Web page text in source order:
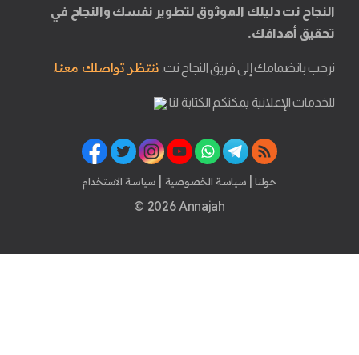
النجاح نت دليلك الموثوق لتطوير نفسك والنجاح في
تحقيق أهدافك.
نرحب بانضمامك إلى فريق النجاح نت. ننتظر تواصلك معنا.
للخدمات الإعلانية يمكنكم الكتابة لنا
حولنا | سياسة الخصوصية | سياسة الاستخدام
© 2026 Annajah